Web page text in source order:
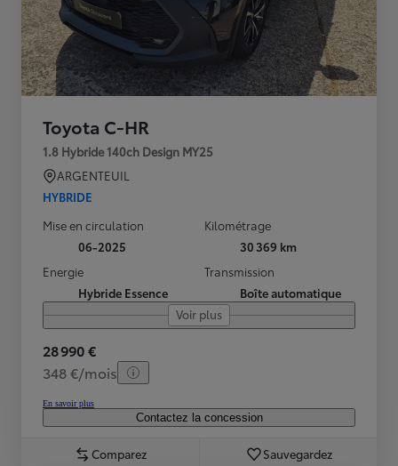
Toyota C-HR
1.8 Hybride 140ch Design MY25
ARGENTEUIL
HYBRIDE
Mise en circulation
06-2025
Kilométrage
30 369 km
Energie
Hybride Essence
Transmission
Boîte automatique
Voir plus
28 990 €
348 €/mois
En savoir plus
Contactez la concession
Comparez Sauvegardez